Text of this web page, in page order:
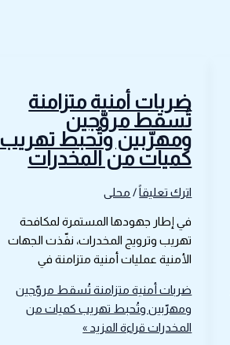
ضربات أمنية متزامنة
تُسقط مروّجين
ومهرّبين وتُحبط تهريب
كميات من المخدرات
اترك تعليقاً/ محلى
في إطار جهودها المستمرة لمكافحة
تهريب وترويج المخدرات، نفّذت الجهات
الأمنية عمليات أمنية متزامنة في
ضربات أمنية متزامنة تُسقط مروّجين
ومهرّبين وتُحبط تهريب كميات من
المخدراتقراءة المزيد »